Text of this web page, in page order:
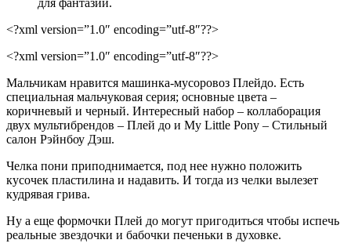
для фантазии.
<?xml version=”1.0″ encoding=”utf-8″??>
<?xml version=”1.0″ encoding=”utf-8″??>
Мальчикам нравится машинка-мусоровоз Плейдо. Есть
специальная мальчуковая серия; основные цвета –
коричневый и черный. Интересный набор – коллаборация
двух мультибрендов – Плей до и My Little Pony – Стильный
салон Рэйнбоу Дэш.
Челка пони приподнимается, под нее нужно положить
кусочек пластилина и надавить. И тогда из челки вылезет
кудрявая грива.
Ну а еще формочки Плей до могут пригодиться чтобы испечь
реальные звездочки и бабочки печеньки в духовке.